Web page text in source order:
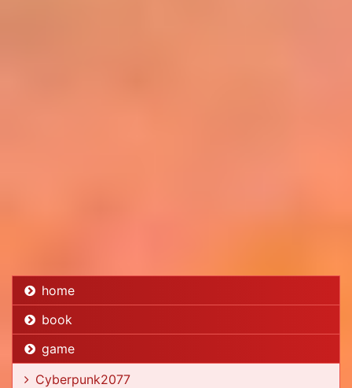
home
book
game
Cyberpunk2077